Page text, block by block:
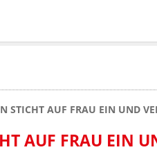
STICHT AUF FRAU EIN UND
AUF FRAU EIN